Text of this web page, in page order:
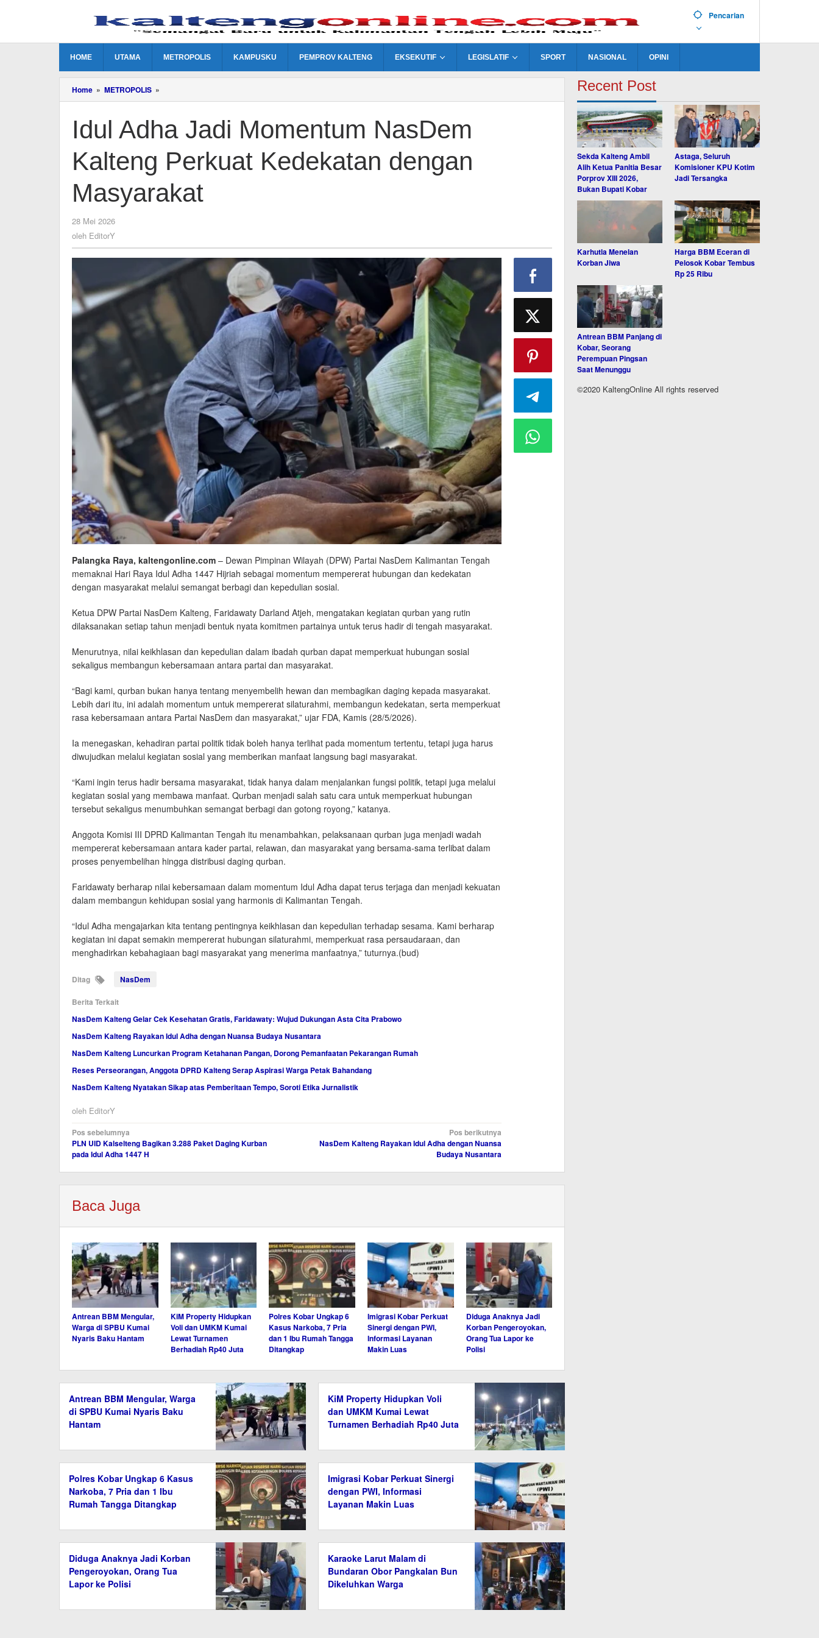
Pencarian
HOME UTAMA METROPOLIS KAMPUSKU PEMPROV KALTENG EKSEKUTIF LEGISLATIF SPORT NASIONAL OPINI
Home » METROPOLIS »
Adha
Momentum
NasDem
Perkuat
Kedekatan
Masyarakat
Idul Adha Jadi Momentum NasDem
Kalteng Perkuat Kedekatan dengan
Masyarakat
28 Mei 2026
oleh EditorY
Palangka Raya, kaltengonline.com – Dewan Pimpinan Wilayah (DPW) Partai NasDem Kalimantan Tengah
memaknai Hari Raya Idul Adha 1447 Hijriah sebagai momentum mempererat hubungan dan kedekatan
dengan masyarakat melalui semangat berbagi dan kepedulian sosial.
Ketua DPW Partai NasDem Kalteng, Faridawaty Darland Atjeh, mengatakan kegiatan qurban yang rutin
dilaksanakan setiap tahun menjadi bentuk nyata komitmen partainya untuk terus hadir di tengah masyarakat.
Menurutnya, nilai keikhlasan dan kepedulian dalam ibadah qurban dapat memperkuat hubungan sosial
sekaligus membangun kebersamaan antara partai dan masyarakat.
“Bagi kami, qurban bukan hanya tentang menyembelih hewan dan membagikan daging kepada masyarakat.
Lebih dari itu, ini adalah momentum untuk mempererat silaturahmi, membangun kedekatan, serta memperkuat
rasa kebersamaan antara Partai NasDem dan masyarakat,” ujar FDA, Kamis (28/5/2026).
Ia menegaskan, kehadiran partai politik tidak boleh hanya terlihat pada momentum tertentu, tetapi juga harus
diwujudkan melalui kegiatan sosial yang memberikan manfaat langsung bagi masyarakat.
“Kami ingin terus hadir bersama masyarakat, tidak hanya dalam menjalankan fungsi politik, tetapi juga melalui
kegiatan sosial yang membawa manfaat. Qurban menjadi salah satu cara untuk memperkuat hubungan
tersebut sekaligus menumbuhkan semangat berbagi dan gotong royong,” katanya.
Anggota Komisi III DPRD Kalimantan Tengah itu menambahkan, pelaksanaan qurban juga menjadi wadah
mempererat kebersamaan antara kader partai, relawan, dan masyarakat yang bersama-sama terlibat dalam
proses penyembelihan hingga distribusi daging qurban.
Faridawaty berharap nilai kebersamaan dalam momentum Idul Adha dapat terus terjaga dan menjadi kekuatan
dalam membangun kehidupan sosial yang harmonis di Kalimantan Tengah.
“Idul Adha mengajarkan kita tentang pentingnya keikhlasan dan kepedulian terhadap sesama. Kami berharap
kegiatan ini dapat semakin mempererat hubungan silaturahmi, memperkuat rasa persaudaraan, dan
menghadirkan kebahagiaan bagi masyarakat yang menerima manfaatnya,” tuturnya.(bud)
Ditag NasDem
Berita Terkait
NasDem Kalteng Gelar Cek Kesehatan Gratis, Faridawaty: Wujud Dukungan Asta Cita Prabowo
NasDem Kalteng Rayakan Idul Adha dengan Nuansa Budaya Nusantara
NasDem Kalteng Luncurkan Program Ketahanan Pangan, Dorong Pemanfaatan Pekarangan Rumah
Reses Perseorangan, Anggota DPRD Kalteng Serap Aspirasi Warga Petak Bahandang
NasDem Kalteng Nyatakan Sikap atas Pemberitaan Tempo, Soroti Etika Jurnalistik
oleh EditorY
Navigasi
pos
Pos sebelumnya
PLN UID Kalselteng Bagikan 3.288 Paket Daging Kurban
pada Idul Adha 1447 H
Pos berikutnya
NasDem Kalteng Rayakan Idul Adha dengan Nuansa
Budaya Nusantara
Baca Juga
Antrean BBM Mengular,
Warga di SPBU Kumai
Nyaris Baku Hantam
KiM Property Hidupkan
Voli dan UMKM Kumai
Lewat Turnamen
Berhadiah Rp40 Juta
Polres Kobar Ungkap 6
Kasus Narkoba, 7 Pria
dan 1 Ibu Rumah Tangga
Ditangkap
Imigrasi Kobar Perkuat
Sinergi dengan PWI,
Informasi Layanan
Makin Luas
Diduga Anaknya Jadi
Korban Pengeroyokan,
Orang Tua Lapor ke
Polisi
Antrean BBM Mengular, Warga
di SPBU Kumai Nyaris Baku
Hantam
KiM Property Hidupkan Voli
dan UMKM Kumai Lewat
Turnamen Berhadiah Rp40 Juta
Polres Kobar Ungkap 6 Kasus
Narkoba, 7 Pria dan 1 Ibu
Rumah Tangga Ditangkap
Imigrasi Kobar Perkuat Sinergi
dengan PWI, Informasi
Layanan Makin Luas
Diduga Anaknya Jadi Korban
Pengeroyokan, Orang Tua
Lapor ke Polisi
Karaoke Larut Malam di
Bundaran Obor Pangkalan Bun
Dikeluhkan Warga
Recent Post
Sekda Kalteng Ambil
Alih Ketua Panitia Besar
Porprov XIII 2026,
Bukan Bupati Kobar
Astaga, Seluruh
Komisioner KPU Kotim
Jadi Tersangka
Karhutla Menelan
Korban Jiwa
Harga BBM Eceran di
Pelosok Kobar Tembus
Rp 25 Ribu
Antrean BBM Panjang di
Kobar, Seorang
Perempuan Pingsan
Saat Menunggu
©2020 KaltengOnline All rights reserved